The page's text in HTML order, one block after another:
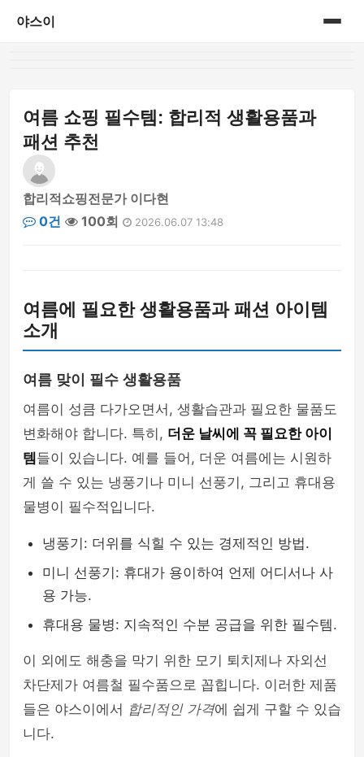
야스이
여름 쇼핑 필수템: 합리적 생활용품과
패션 추천
합리적쇼핑전문가 이다현
0건
100회 2026.06.07 13:48
여름에 필요한 생활용품과 패션 아이템
소개
여름 맞이 필수 생활용품
여름이 성큼 다가오면서, 생활습관과 필요한 물품도
변화해야 합니다. 특히, 더운 날씨에 꼭 필요한 아이
템 들이 있습니다. 예를 들어, 더운 여름에는 시원하
게 쓸 수 있는 냉풍기나 미니 선풍기, 그리고 휴대용
물병이 필수적입니다.
냉풍기: 더위를 식힐 수 있는 경제적인 방법.
미니 선풍기: 휴대가 용이하여 언제 어디서나 사
용 가능.
휴대용 물병: 지속적인 수분 공급을 위한 필수템.
이 외에도 해충을 막기 위한 모기 퇴치제나 자외선
차단제가 여름철 필수품으로 꼽힙니다. 이러한 제품
들은 야스이에서 합리적인 가격에 쉽게 구할 수 있습
니다.